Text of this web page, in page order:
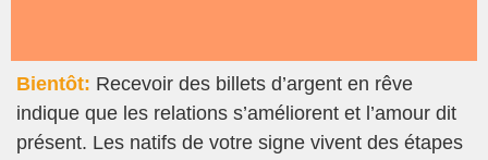
Bientôt: Recevoir des billets d’argent en rêve
indique que les relations s’améliorent et l’amour dit
présent. Les natifs de votre signe vivent des étapes